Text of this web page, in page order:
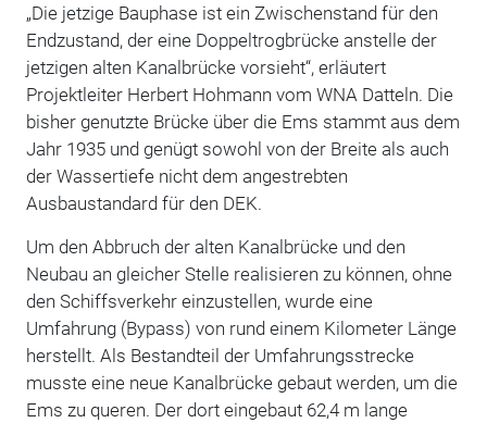
„Die jetzige Bauphase ist ein Zwischenstand für den
Endzustand, der eine Doppeltrogbrücke anstelle der
jetzigen alten Kanalbrücke vorsieht“, erläutert
Projektleiter Herbert Hohmann vom WNA Datteln. Die
bisher genutzte Brücke über die Ems stammt aus dem
Jahr 1935 und genügt sowohl von der Breite als auch
der Wassertiefe nicht dem angestrebten
Ausbaustandard für den DEK.
Um den Abbruch der alten Kanalbrücke und den
Neubau an gleicher Stelle realisieren zu können, ohne
den Schiffsverkehr einzustellen, wurde eine
Umfahrung (Bypass) von rund einem Kilometer Länge
herstellt. Als Bestandteil der Umfahrungsstrecke
musste eine neue Kanalbrücke gebaut werden, um die
Ems zu queren. Der dort eingebaut 62,4 m lange